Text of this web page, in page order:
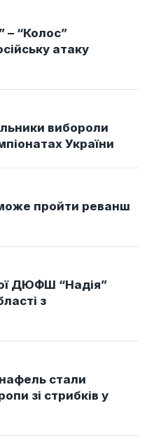
– “Колос”
атаку
вибороли
України
пройти реванш
ДЮФШ “Надія”
з
стали
зі стрибків у